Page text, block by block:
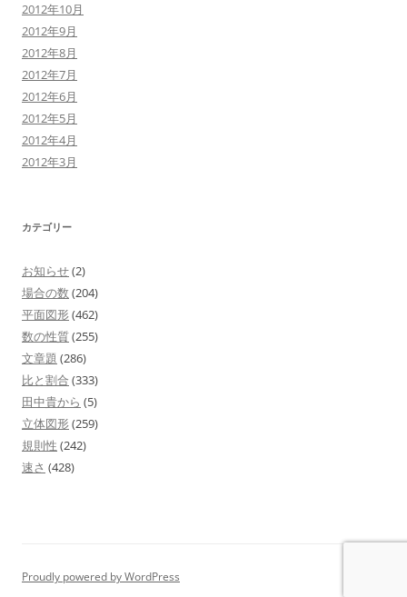
2012年10月
2012年9月
2012年8月
2012年7月
2012年6月
2012年5月
2012年4月
2012年3月
カテゴリー
お知らせ(2)
場合の数 (204)
平面図形(462)
数の性質(255)
文章題 (286)
比と割合 (333)
田中貴から (5)
立体図形(259)
規則性 (242)
速さ (428)
Proudly powered by WordPress